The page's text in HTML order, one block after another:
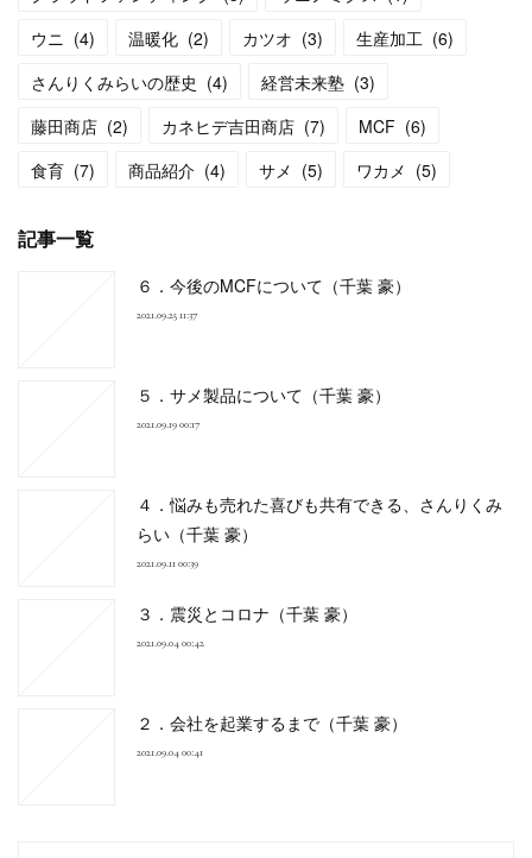
ウニ (4) 温暖化 (2) カツオ (3) 生産加工 (6)
さんりくみらいの歴史 (4) 経営未来塾 (3)
藤田商店 (2) カネヒデ吉田商店 (7) MCF (6)
食育 (7) 商品紹介 (4) サメ (5) ワカメ (5)
記事一覧
６．今後のMCFについて（千葉 豪）
2021.09.25 11:37
５．サメ製品について（千葉 豪）
2021.09.19 00:17
４．悩みも売れた喜びも共有できる、さんりくみ
らい（千葉 豪）
2021.09.11 00:39
３．震災とコロナ（千葉 豪）
2021.09.04 00:42
２．会社を起業するまで（千葉 豪）
2021.09.04 00:41